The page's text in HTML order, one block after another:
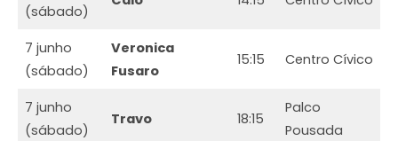
(sábado)
7 junho
(sábado)
Veronica
Fusaro
15:15 Centro Cívico
7 junho
(sábado)
Travo 18:15
Palco
Pousada